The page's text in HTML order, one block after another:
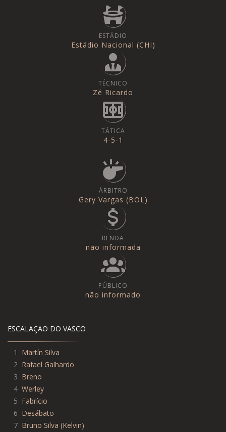
ESTÁDIO
Estádio Nacional (CHI)
TÉCNICO
Zé Ricardo
TÁTICA
4-5-1
ÁRBITRO
Gery Vargas (BOL)
RENDA
não informada
PÚBLICO
não informado
ESCALAÇÃO DO VASCO
1
Martín Silva
2 Rafael Galhardo
3 Breno
4 Werley
5 Fabrício
6 Desábato
7 Bruno Silva (Kelvin)